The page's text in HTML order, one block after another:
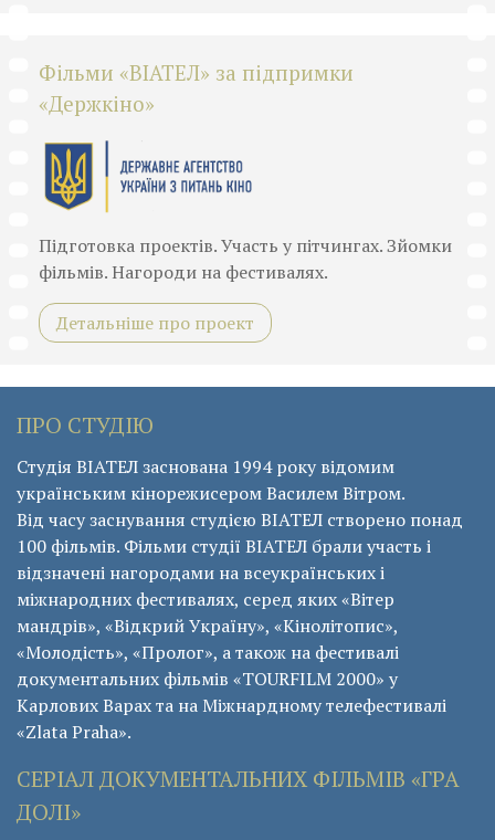
Фільми «ВІАТЕЛ» за підпримки
«Держкіно»
Підготовка проектів. Участь у пітчингах. Зйомки
фільмів. Нагороди на фестивалях.
Детальніше про проект
ПРО СТУДІЮ
Студія ВІАТЕЛ заснована 1994 року відомим
українським кінорежисером Василем Вітром.
Від часу заснування студією ВІАТЕЛ створено понад
100 фільмів. Фільми студії ВІАТЕЛ брали участь і
відзначені нагородами на всеукраїнських і
міжнародних фестивалях, серед яких «Вітер
мандрів», «Відкрий Україну», «Кінолітопис»,
«Молодість», «Пролог», а також на фестивалі
документальних фільмів «ТОURFILM 2000» у
Карлових Варах та на Міжнардному телефестивалі
«Zlata Praha».
СЕРІАЛ ДОКУМЕНТАЛЬНИХ ФІЛЬМІВ «ГРА
ДОЛІ»